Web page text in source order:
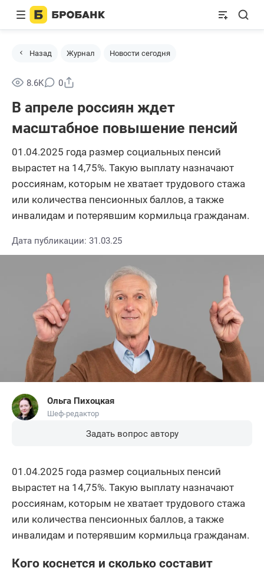
Назад Журнал Новости сегодня
8.6K 0
В апреле россиян ждет
масштабное повышение пенсий
01.04.2025 года размер социальных пенсий
вырастет на 14,75%. Такую выплату назначают
россиянам, которым не хватает трудового стажа
или количества пенсионных баллов, а также
инвалидам и потерявшим кормильца гражданам.
Дата публикации: 31.03.25
Ольга Пихоцкая
Шеф-редактор
Задать вопрос автору
01.04.2025 года размер социальных пенсий
вырастет на 14,75%. Такую выплату назначают
россиянам, которым не хватает трудового стажа
или количества пенсионных баллов, а также
инвалидам и потерявшим кормильца гражданам.
Кого коснется и сколько составит